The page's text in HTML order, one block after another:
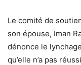
Le comité de
son épouse, Iman
dénonce le
qu’elle n’a pas